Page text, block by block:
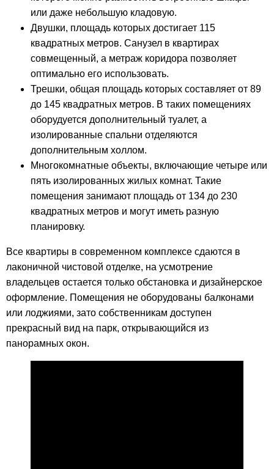
или даже небольшую кладовую.
Двушки, площадь которых достигает 115
квадратных метров. Санузел в квартирах
совмещенный, а метраж коридора позволяет
оптимально его использовать.
Трешки, общая площадь которых составляет от 89
до 145 квадратных метров. В таких помещениях
оборудуется дополнительный туалет, а
изолированные спальни отделяются
дополнительным холлом.
Многокомнатные объекты, включающие четыре или
пять изолированных жилых комнат. Такие
помещения занимают площадь от 134 до 230
квадратных метров и могут иметь разную
планировку.
Все квартиры в современном комплексе сдаются в
лаконичной чистовой отделке, на усмотрение
владельцев остается только обстановка и дизайнерское
оформление. Помещения не оборудованы балконами
или лоджиями, зато собственникам доступен
прекрасный вид на парк, открывающийся из
панорамных окон.